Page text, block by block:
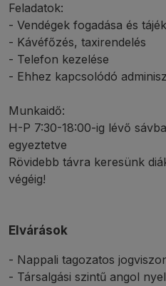
Feladatok:
- Vendégek fogadása és
- Kávéfőzés, taxirendelés
- Telefon kezelése
- Ehhez kapcsolódó
Munkaidő:
H-P 7:30-18:00-ig lévő
egyeztetve
Rövidebb távra keresünk
végéig!
Elvárások
- Nappali tagozatos
- Társalgási szintű angol